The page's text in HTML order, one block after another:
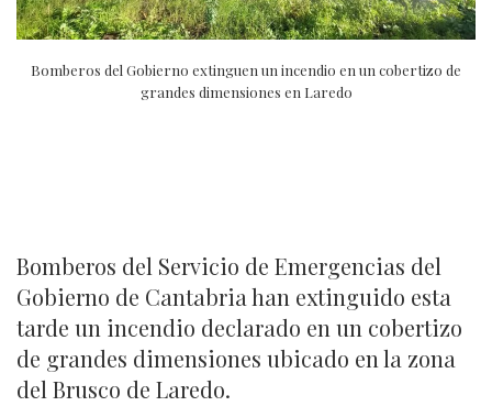
Bomberos del Gobierno extinguen un incendio en un cobertizo de
grandes dimensiones en Laredo
Bomberos del Servicio de Emergencias del
Gobierno de Cantabria han extinguido esta
tarde un incendio declarado en un cobertizo
de grandes dimensiones ubicado en la zona
del Brusco de Laredo.